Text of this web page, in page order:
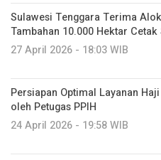
Sulawesi Tenggara Terima
Tambahan 10.000 Hektar Cetak
27 April 2026 - 18:03 WIB
Persiapan Optimal Layanan
oleh Petugas PPIH
24 April 2026 - 19:58 WIB